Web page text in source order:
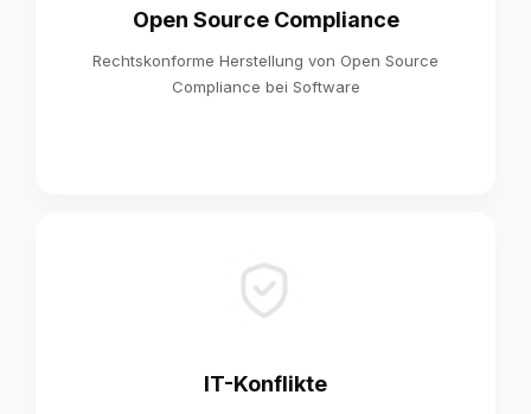
Open Source Compliance
Rechtskonforme Herstellung von Open Source
Compliance bei Software
IT-Konflikte